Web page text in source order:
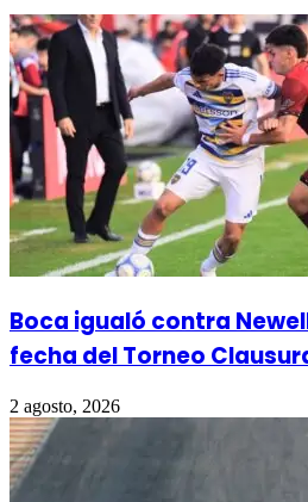
Boca igualó contra
fecha del Torneo
2 agosto, 2026